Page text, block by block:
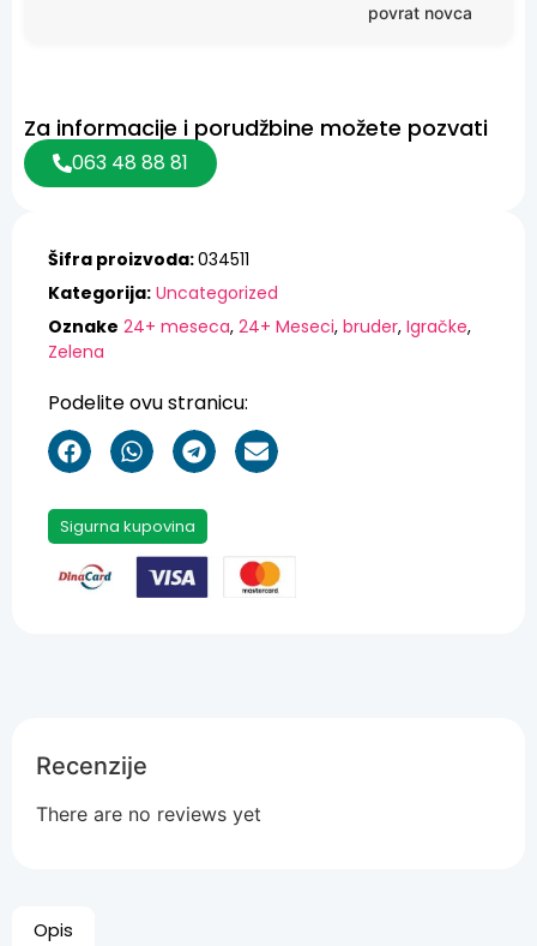
Šifra proizvoda:034511
Kategorija: Uncategorized
Oznake 24+ meseca, 24+ Meseci, bruder, Igračke,
Zelena
Podelite ovu stranicu:
Sigurna kupovina
povrat novca
Za informacije i porudžbine možete pozvati
063 48 88 81
Opis
Recenzije
There are no reviews yet